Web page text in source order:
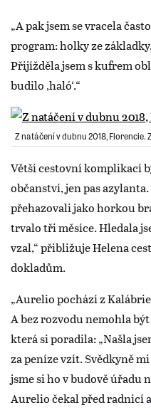
„A pak jsem se vracela
program: holky ze
Přijížděla jsem s kufrem
budilo ‚haló‘.“
Z natáčení v dubnu 2018,
Větší cestovní komplikací
občanství, jen pas
přehazovali jako horkou
trvalo tři měsíce. Hledala
vzal,“ přibližuje Helena
dokladům.
„Aurelio pochází z
A bez rozvodu nemohla
která si poradila: „Našla
za peníze vzít. Svědkyně
jsme si ho v budově úřadu
Aurelio čekal před radnicí